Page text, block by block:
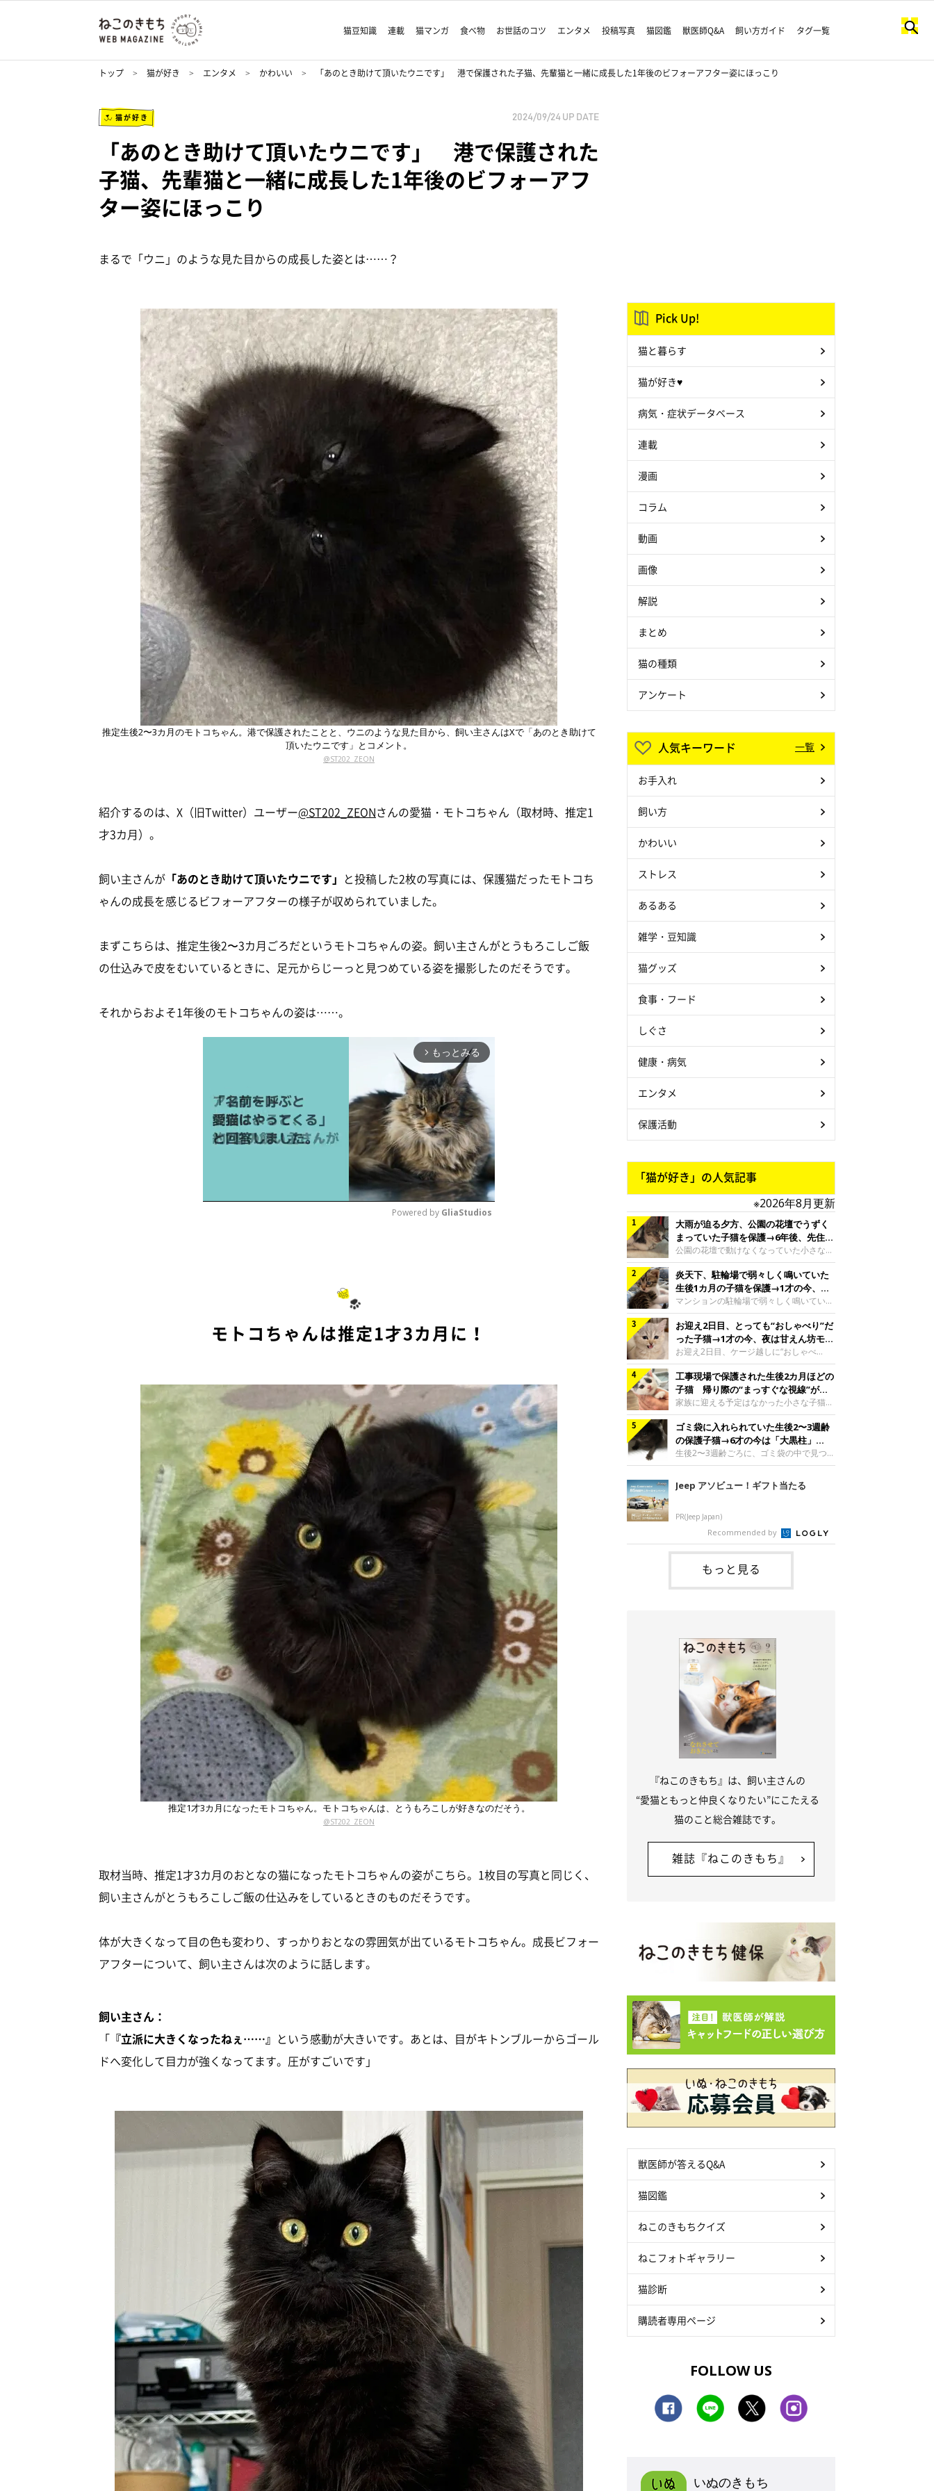
猫豆知識 連載 猫マンガ 食べ物 お世話のコツ エンタメ 投稿写真 猫図鑑 獣医師Q&A 飼い方ガイド タグ一覧
トップ 猫が好き エンタメ かわいい 「あのとき助けて頂いたウニです」 港で保護された子猫、先輩猫と一緒に成長した1年後のビフォーアフター姿にほっこり
猫が好き 2024/09/24 UP DATE
「あのとき助けて頂いたウニです」 港で保護された
子猫、先輩猫と一緒に成長した1年後のビフォーアフ
ター姿にほっこり
まるで「ウニ」のような見た目からの成長した姿とは……？
推定生後2〜3カ月のモトコちゃん。港で保護されたことと、ウニのような見た目から、飼い主さんはXで「あのとき助けて
頂いたウニです」とコメント。
@ST202_ZEON
紹介するのは、X（旧Twitter）ユーザー@ST202_ZEONさんの愛猫・モトコちゃん（取材時、推定1
才3カ月）。
飼い主さんが 「あのとき助けて頂いたウニです」 と投稿した2枚の写真には、保護猫だったモトコち
ゃんの成長を感じるビフォーアフターの様子が収められていました。
まずこちらは、推定生後2〜3カ月ごろだというモトコちゃんの姿。飼い主さんがとうもろこしご飯
の仕込みで皮をむいているときに、足元からじーっと見つめている姿を撮影したのだそうです。
それからおよそ1年後のモトコちゃんの姿は……。
arrow_forward_ios もっとみる
Powered by GliaStudios
モトコちゃんは推定1才3カ月に！
推定1才3カ月になったモトコちゃん。モトコちゃんは、とうもろこしが好きなのだそう。
@ST202_ZEON
取材当時、推定1才3カ月のおとなの猫になったモトコちゃんの姿がこちら。1枚目の写真と同じく、
飼い主さんがとうもろこしご飯の仕込みをしているときのものだそうです。
体が大きくなって目の色も変わり、すっかりおとなの雰囲気が出ているモトコちゃん。成長ビフォー
アフターについて、飼い主さんは次のように話します。
飼い主さん：
「 『立派に大きくなったねぇ……』 という感動が大きいです。あとは、目がキトンブルーからゴール
ドへ変化して目力が強くなってます。圧がすごいです」
Pick Up!
猫と暮らす
猫が好き♥
病気・症状データベース
連載
漫画
コラム
動画
画像
解説
まとめ
猫の種類
アンケート
人気キーワード 一覧
お手入れ
飼い方
かわいい
ストレス
あるある
雑学・豆知識
猫グッズ
食事・フード
しぐさ
健康・病気
エンタメ
保護活動
「猫が好き」の人気記事
※2026年8月更新
大雨が迫る夕方、公園の花壇でうずく
まっていた子猫を保護→6年後、先住猫
と“姉妹”のような関係に
公園の花壇で動けなくなっていた小さな子
猫。家族に迎えられてから6年、先住猫と
の間には深い絆が育まれていました。保護
当時のティダちゃん。
@muumuu62197189紹介するのは、
X（旧Twitter）ユーザー
@muumuu62197189さんの愛猫・ティダ
ちゃん（取材時6才）の成長記録です。こ
ちらは、生後3カ月ごろのティダちゃん。
飼い主さんが出会ったのは、夜から大雨に
なると予報されていた日の夕方でした。花
壇で動けずにいた子猫保護したばかりのテ
ィダちゃん。@muumuu62197189飼い主
さんは、公園の
炎天下、駐輪場で弱々しく鳴いていた
生後1カ月の子猫を保護→1才の今、筋
肉質でツンデレなコに成長
マンションの駐輪場で弱々しく鳴いてい
た、生後1カ月ほどの子猫。家族に迎えら
れてから1年、体も行動も大きく成長しま
した。炎天下の駐輪場で鳴いていた小さな
子猫保護当時のモモちゃん。@Kingponzu
紹介するのは、X（旧Twitter）ユーザー
@Kingponzuさんの愛猫・モモちゃん（取
材時1才）の成長記録です。こちらは、モ
モちゃんが生後1カ月ごろに撮影された一
枚。飼い主さんの自宅マンションの駐輪場
で鳴いていたところを保護された当時の姿
です。子猫時代のモモちゃん。
@Kingponzuその日は気温が35℃を
お迎え2日目、とっても“おしゃべり”だ
った子猫→1才の今、夜は甘えん坊モー
ドになるコに成長！
お迎え2日目、ケージ越しに“おしゃべ
り”する姿を見せていた子猫。1才になった
今も見せる愛らしい姿にキュンとします。
お迎え2日目、ケージ越しに何かを伝える
ももちゃん“おしゃべり”なももちゃん。
@poocoonyan紹介するのは、Instagram
ユーザー@poocoonyanさんの愛猫・もも
ちゃん（取材時1才／マンチカン）です。
こちらの動画は、ももちゃんが生後2カ月
を過ぎたころ、お迎え2日目に撮影された
ため、当時はケージの中で過ごしていまし
工事現場で保護された生後2カ月ほどの
子猫 帰り際の“まっすぐな視線”が忘
れられず、家族の一員に
家族に迎える予定はなかった小さな子猫。
帰り際に見せた姿が、飼い主さんの心に残
りました。保護当時の夏目ちゃん。
@shibainu_rintaro紹介するのは、
Instagramユーザー@shibainu_rintaroさ
んの愛猫・夏目（なつめ）ちゃん（取材時
3才）。工事現場で親猫とはぐれたとみら
れ、保護された当時は生後2カ月ほどだっ
が……保護されてケージに入っている夏目
ちゃん。@shibainu_rintaro夏目ちゃんを
保護したのは、以前、飼い主さんの愛猫・
ちくわく
ゴミ袋に入れられていた生後2〜3週齢
の保護子猫→6才の今は「大黒柱」
に！ 美しい黒猫に成長した姿にグッ
とくる
生後2〜3週齢ごろに、ゴミ袋の中で見つか
った小さな命。ミルクから育てられたその
子猫は今、家族に欠かせない存在へと成長
しました。ゴミ袋の中で見つかった、ミニ
たころの、生後2〜3週齢ごろのドンちゃ
ん。@doddou_1今回紹介するのは、
X（旧Twitter）ユーザー@doddou_1さん
の愛猫・ドンちゃん（取材時、推定6才／
本名：ドミトリー・ドンスコイ）。ドンち
ゃんは、保護猫でした。ドンちゃんが見つ
かったのは、飼い主さんの姉の勤め先の敷
Jeep アソビュー！ギフト当たる
PR(Jeep Japan)
Recommended by
もっと見る
『ねこのきもち』は、飼い主さんの
“愛猫ともっと仲良くなりたい”にこたえる
猫のこと総合雑誌です。
雑誌『ねこのきもち』
獣医師が答えるQ&A
猫図鑑
ねこのきもちクイズ
ねこフォトギャラリー
猫診断
購読者専用ページ
FOLLOW US
いぬのきもち